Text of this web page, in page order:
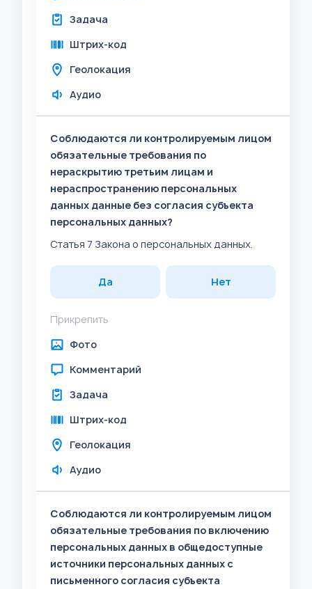
Задача
Штрих-код
Геолокация
Аудио
Соблюдаются ли контролируемым лицом
обязательные требования по
нераскрытию третьим лицам и
нераспространению персональных
данных данные без согласия субъекта
персональных данных?
Статья 7 Закона о персональных данных.
Да Нет
Прикрепить
Фото
Комментарий
Задача
Штрих-код
Геолокация
Аудио
Соблюдаются ли контролируемым лицом
обязательные требования по включению
персональных данных в общедоступные
источники персональных данных с
письменного согласия субъекта